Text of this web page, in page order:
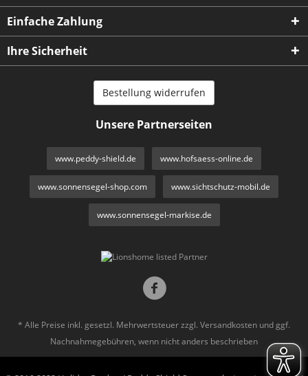
Einfache Zahlung
Ihre Sicherheit
Bestellung widerrufen
Unsere Partnerseiten
www.peddy-shield.de www.hofsaess-online.de
www.sonnensegel-shop.com www.sichtschutz-mobil.de
www.sonnensegel-markise.de
* Alle Preise inkl. gesetzl. Mehrwertsteuer zzgl. Versandkosten und ggf.
Nachnahmegebühren, wenn nicht anders beschrieben